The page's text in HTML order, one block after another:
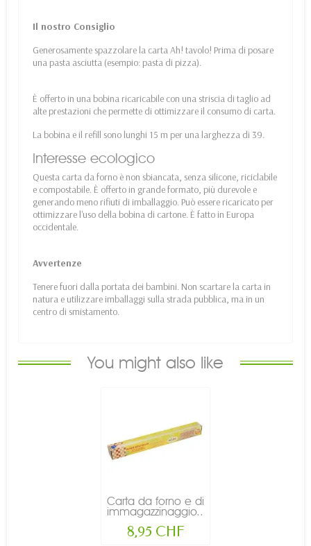
Il nostro Consiglio
Generosamente spazzolare la carta Ah! tavolo! Prima di posare
una pasta asciutta (esempio: pasta di pizza).
È offerto in una bobina ricaricabile con una striscia di taglio ad
alte prestazioni che permette di ottimizzare il consumo di carta.
La bobina e il refill sono lunghi 15 m per una larghezza di 39.
Interesse ecologico
Questa carta da forno è non sbiancata, senza silicone, riciclabile
e compostabile. È offerto in grande formato, più durevole e
generando meno rifiuti di imballaggio. Può essere ricaricato per
ottimizzare l'uso della bobina di cartone. È fatto in Europa
occidentale.
Avvertenze
Tenere fuori dalla portata dei bambini. Non scartare la carta in
natura e utilizzare imballaggi sulla strada pubblica, ma in un
centro di smistamento.
You might also like
Carta da forno e di
immagazzinaggio...
8,95 CHF